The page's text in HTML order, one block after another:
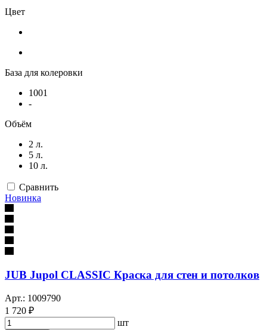
Цвет
База для колеровки
1001
-
Объём
2 л.
5 л.
10 л.
Сравнить
Новинка
JUB Jupol CLASSIC Краска для стен и потолков
Арт.: 1009790
1 720 ₽
шт